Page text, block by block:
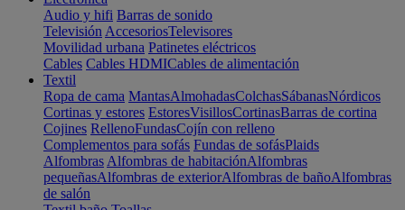
Audio y hifi Barras de sonido
Televisión AccesoriosTelevisores
Movilidad urbana Patinetes eléctricos
Cables Cables HDMICables de alimentación
Textil
Ropa de cama MantasAlmohadasColchasSábanasNórdicos
Cortinas y estores EstoresVisillosCortinasBarras de cortina
Cojines RellenoFundasCojín con relleno
Complementos para sofás Fundas de sofásPlaids
Alfombras Alfombras de habitaciónAlfombras
pequeñasAlfombras de exteriorAlfombras de bañoAlfombras
de salón